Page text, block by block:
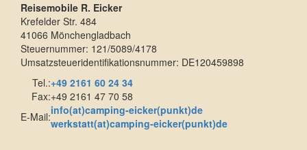
Reisemobile R. Eicker
Krefelder Str. 484
41066 Mönchengladbach
Steuernummer: 121/5089/4178
Umsatzsteueridentifikationsnummer: DE120459898
Tel.:+49 2161 60 24 34
Fax:+49 2161 47 70 58
E-Mail:info(at)camping-eicker(punkt)de
werkstatt(at)camping-eicker(punkt)de